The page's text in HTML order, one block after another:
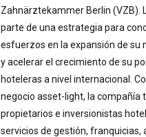
Zahnärztekammer Berlin (VZB).
parte de una estrategia para
esfuerzos en la expansión de su
y acelerar el crecimiento de su
hoteleras a nivel internacional.
negocio asset-light, la compañía
propietarios e inversionistas
servicios de gestión, franquicias,